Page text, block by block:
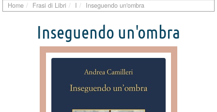
Home Frasi di Libri I Inseguendo un'ombra
Inseguendo un'ombra